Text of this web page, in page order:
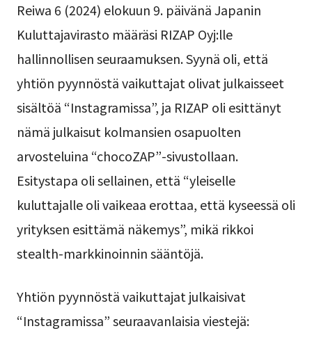
Reiwa 6 (2024) elokuun 9. päivänä Japanin
Kuluttajavirasto määräsi RIZAP Oyj:lle
hallinnollisen seuraamuksen. Syynä oli, että
yhtiön pyynnöstä vaikuttajat olivat julkaisseet
sisältöä “Instagramissa”, ja RIZAP oli esittänyt
nämä julkaisut kolmansien osapuolten
arvosteluina “chocoZAP”-sivustollaan.
Esitystapa oli sellainen, että “yleiselle
kuluttajalle oli vaikeaa erottaa, että kyseessä oli
yrityksen esittämä näkemys”, mikä rikkoi
stealth-markkinoinnin sääntöjä.
Yhtiön pyynnöstä vaikuttajat julkaisivat
“Instagramissa” seuraavanlaisia viestejä: